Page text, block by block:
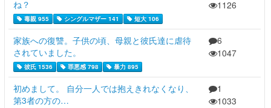
ね？
毒親 955 シングルマザー 141 短大 106
1126
家族への復讐。子供の頃、母親と彼氏達に虐待
されていました。
彼氏 1536 罪悪感 798 暴力 895
6
1047
初めまして。 自分一人では抱えきれなくなり、
第3者の方の…
1
1033